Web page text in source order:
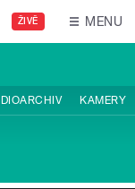
ŽIVĚ MENU
KAMERY